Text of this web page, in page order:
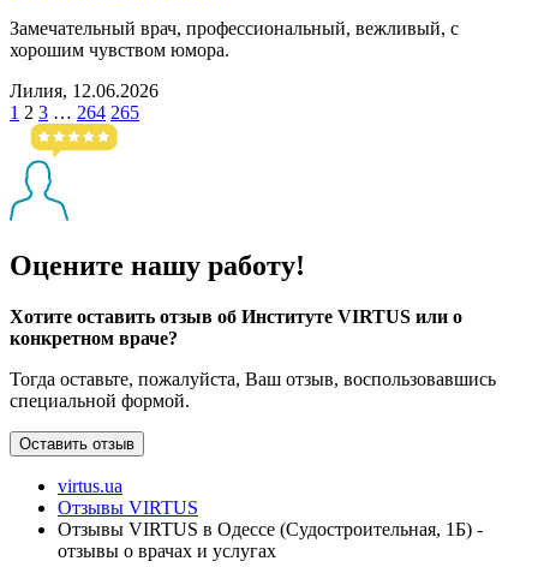
Замечательный врач, профессиональный, вежливый, с
хорошим чувством юмора.
Лилия, 12.06.2026
1 2 3 … 264 265
Оцените нашу работу!
Хотите оставить отзыв об Институте VIRTUS или о
конкретном враче?
Тогда оставьте, пожалуйста, Ваш отзыв, воспользовавшись
специальной формой.
Оставить отзыв
virtus.ua
Отзывы VIRTUS
Отзывы VIRTUS в Одессе (Судостроительная, 1Б) -
отзывы о врачах и услугах